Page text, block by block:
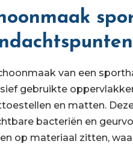
van een
gebruikte
en matten.
bacteriën en
op materiaal zitten,